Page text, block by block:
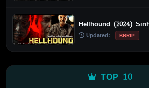
Hellhound (2024)
Updated: BRRIP
TOP 10